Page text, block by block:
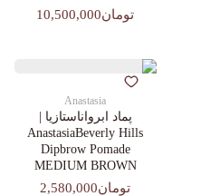
تومان10,500,000
Anastasia
پماد ابرواناستازیا |
AnastasiaBeverly Hills
Dipbrow Pomade
MEDIUM BROWN
تومان2,580,000